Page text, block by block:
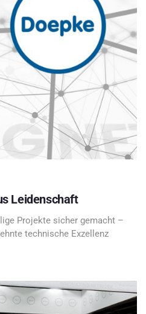
Leidenschaft
Projekte sicher gemacht –
technische Exzellenz